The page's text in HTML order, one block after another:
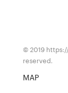
© 2019
reserved.
MAP